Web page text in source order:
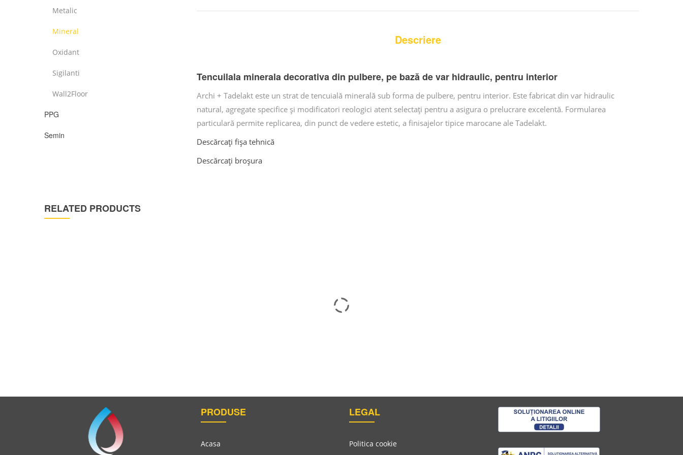
Descriere
Tencuilala minerala decorativa din pulbere, pe bază de var hidraulic, pentru interior
Archi + Tadelakt este un strat de tencuială minerală sub forma de pulbere, pentru interior. Este fabricat din var hidraulic
natural, agregate specifice și modificatori reologici atent selectați pentru a asigura o prelucrare excelentă. Formularea
particulară permite replicarea, din punct de vedere estetic, a finisajelor tipice marocane ale Tadelakt.
Descărcați fișa tehnică
Descărcați broșura
Metalic
Mineral
Oxidant
Sigilanti
Wall2Floor
PPG
Semin
RELATED PRODUCTS
Finisaj Mineral Pe Baza De Oxid De Calciu Cu Efect De Netezire Marmorino KS
PRODUSE
Acasa
LEGAL
Politica cookie